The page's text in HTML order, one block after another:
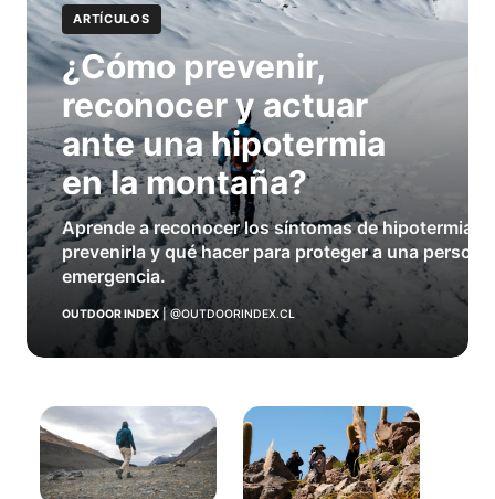
ARTÍCULOS
¿Cómo prevenir,
reconocer y actuar
ante una hipotermia
en la montaña?
Aprende a reconocer los síntomas de hipotermia
prevenirla y qué hacer para proteger a una
emergencia.
OUTDOOR INDEX| @OUTDOORINDEX.CL